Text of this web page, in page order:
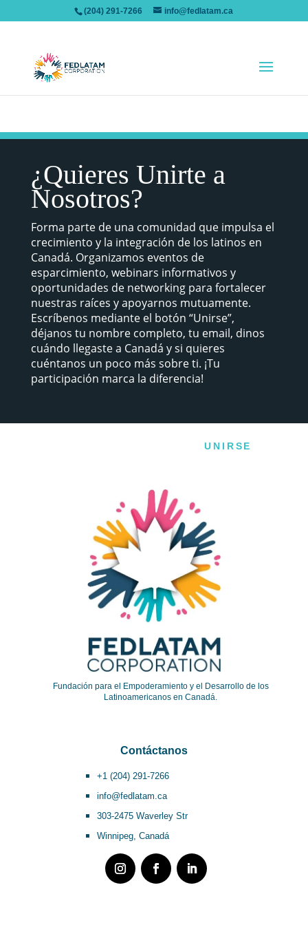
(204) 291-7266 info@fedlatam.ca
[tribe_events view=”month”]
¿Quieres Unirte a
Nosotros?
Forma parte de una comunidad que impulsa el
crecimiento y la integración de los latinos en
Canadá. Organizamos eventos de
esparcimiento, webinars informativos y
oportunidades de networking para fortalecer
nuestras raíces y apoyarnos mutuamente.
Escríbenos mediante el botón “Unirse”,
déjanos tu nombre completo, tu email, dinos
cuándo llegaste a Canadá y si quieres
cuéntanos un poco más sobre ti. ¡Tu
participación marca la diferencia!
UNIRSE
Fundación para el Empoderamiento y el Desarrollo de los
Latinoamericanos en Canadá.
Contáctanos
+1 (204) 291-7266
info@fedlatam.ca
303-2475 Waverley Str
Winnipeg, Canadá